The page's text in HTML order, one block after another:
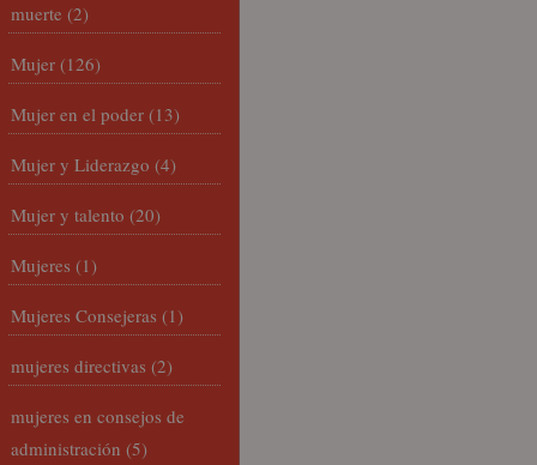
muerte (2)
Mujer (126)
Mujer en el poder (13)
Mujer y Liderazgo (4)
Mujer y talento (20)
Mujeres (1)
Mujeres Consejeras (1)
mujeres directivas (2)
mujeres en consejos de
administración (5)